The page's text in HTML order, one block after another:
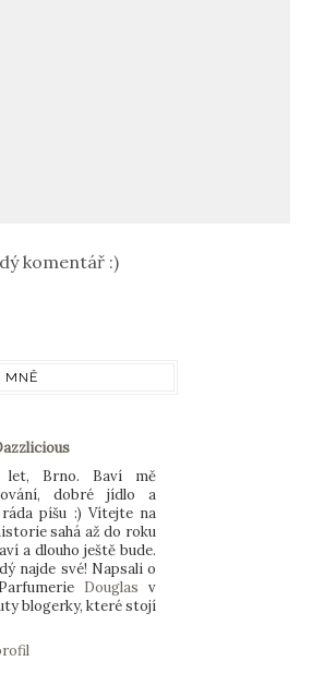
komentář :)
MNĚ
let, Brno. Baví mě
dobré jídlo a
píšu :) Vítejte na
sahá až do roku
a dlouho ještě bude.
najde své! Napsali o
Douglas v
blogerky, které stojí